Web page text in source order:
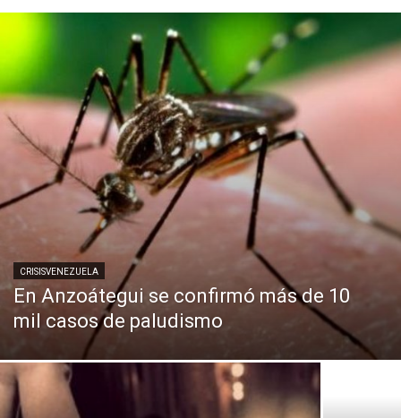
Claras
Digital
CRISISVENEZUELA
En Anzoátegui se confirmó más de 10
mil casos de paludismo